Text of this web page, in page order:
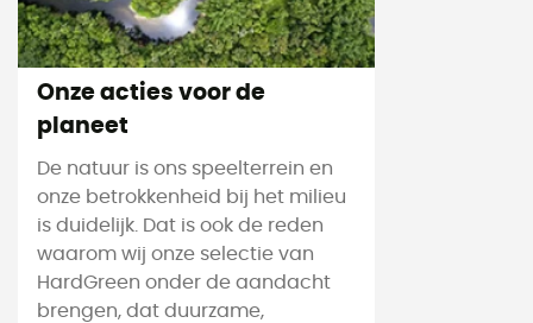
Onze acties voor de
planeet
De natuur is ons speelterrein en
onze betrokkenheid bij het milieu
is duidelijk. Dat is ook de reden
waarom wij onze selectie van
HardGreen onder de aandacht
brengen, dat duurzame,